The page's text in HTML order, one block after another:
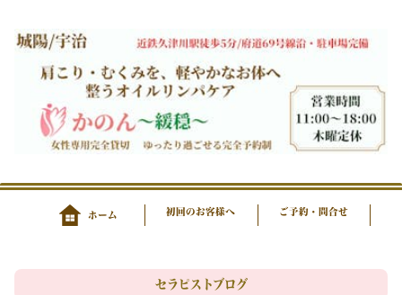
ホーム 初回のお客様へ ご予約・問合せ
セラピストブログ